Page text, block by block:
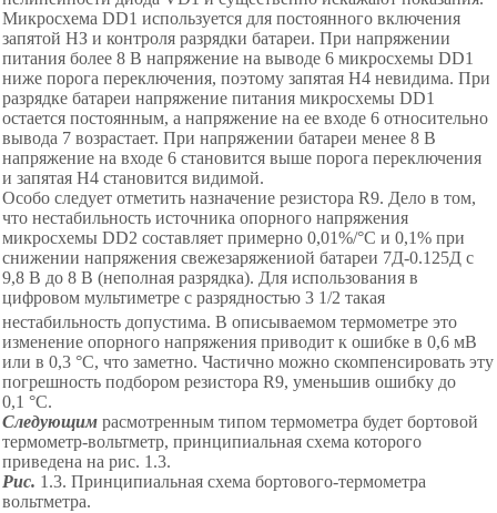
Микросхема DD1 используется для постоянного включения
запятой НЗ и контроля разрядки батареи. При напряжении
питания более 8 В напряжение на выводе 6 микросхемы DD1
ниже порога переключения, поэтому запятая Н4 невидима. При
разрядке батареи напряжение питания микросхемы DD1
остается постоянным, а напряжение на ее входе 6 относительно
вывода 7 возрастает. При напряжении батареи менее 8 В
напряжение на входе 6 становится выше порога переключения
и запятая Н4 становится видимой.
Особо следует отметить назначение резистора R9. Дело в том,
что нестабильность источника опорного напряжения
микросхемы DD2 составляет примерно 0,01%/°С и 0,1% при
снижении напряжения свежезаряжениой батареи 7Д-0.125Д с
9,8 В до 8 В (неполная разрядка). Для использования в
цифровом мультиметре с разрядностью 3 1/2 такая
нестабильность допустима. В описываемом термометре это
изменение опорного напряжения приводит к ошибке в 0,6 мВ
или в 0,3 °С, что заметно. Частично можно скомпенсировать эту
погрешность подбором резистора R9, уменьшив ошибку до
0,1 °С.
Следующим расмотренным типом термометра будет бортовой
термометр-вольтметр, принципиальная схема которого
приведена на рис. 1 .3.
Рис. 1 .3. Принципиальная схема бортового-термометра
вольтметра.